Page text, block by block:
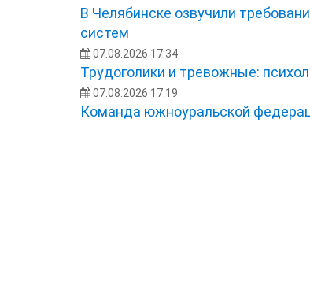
В Челябинске озвучили
систем
07.08.2026 17:34
Трудоголики и тревожные:
07.08.2026 17:19
Команда южноуральской